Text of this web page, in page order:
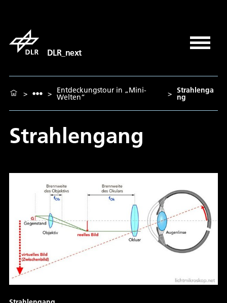
DLR_next
> > Entdeckungstour in „Mini-
Welten“ > Strahlenga
ng
Strahlengang